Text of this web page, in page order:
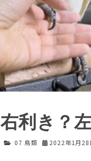
右利き？
07 鳥類 2022年1月28